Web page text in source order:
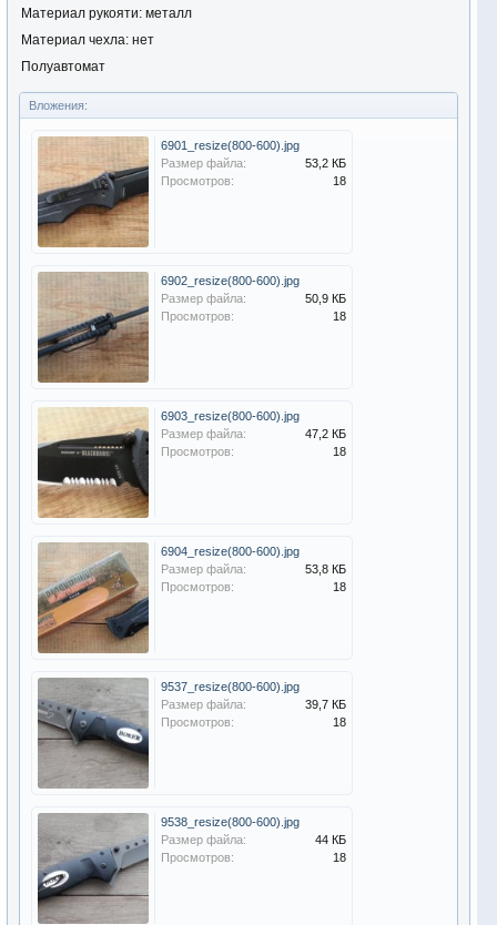
Материал рукояти: металл
Материал чехла: нет
Полуавтомат
Вложения:
6901_resize(800-600).jpg
Размер файла:
53,2 КБ
Просмотров:
18
6902_resize(800-600).jpg
Размер файла:
50,9 КБ
Просмотров:
18
6903_resize(800-600).jpg
Размер файла:
47,2 КБ
Просмотров:
18
6904_resize(800-600).jpg
Размер файла:
53,8 КБ
Просмотров:
18
9537_resize(800-600).jpg
Размер файла:
39,7 КБ
Просмотров:
18
9538_resize(800-600).jpg
Размер файла:
44 КБ
Просмотров:
18